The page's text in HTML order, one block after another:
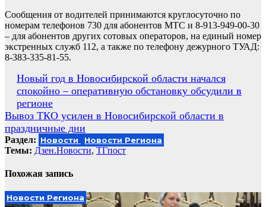
Сообщения от водителей принимаются круглосуточно по
номерам телефонов 730 для абонентов МТС и 8-913-949-00-30
– для абонентов других сотовых операторов, на единый номер
экстренных служб 112, а также по телефону дежурного ТУАД:
8-383-335-81-55.
Навигация
по
записям
Новый год в Новосибирской области начался
спокойно – оперативную обстановку обсудили в
регионе
Вывоз ТКО усилен в Новосибирской области в
праздничные дни
Раздел: Новости Новости Региона
Темы: Дзен.Новости, ТГпост
Похожая запись
Новости Региона